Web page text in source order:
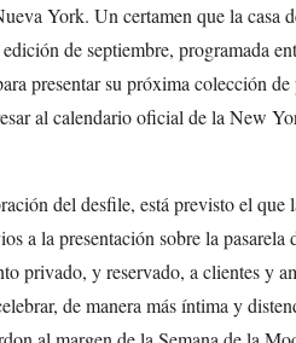
York. Un certamen que la casa
de septiembre, programada
presentar su próxima colección
al calendario oficial de la New
del desfile, está previsto el que
a la presentación sobre la pasarela
privado, y reservado, a clientes y
de manera más íntima y